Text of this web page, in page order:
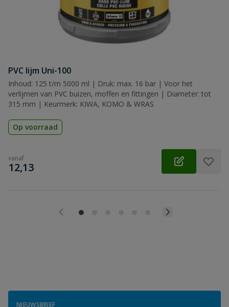
PVC lijm Uni-100
Inhoud: 125 t/m 5000 ml | Druk: max. 16 bar | Voor het
verlijmen van PVC buizen, moffen en fittingen | Diameter: tot
315 mm | Keurmerk: KIWA, KOMO & WRAS
Op voorraad
vanaf
€
12,13
NIEUWSBRIEF